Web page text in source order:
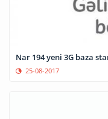
Nar 194 yeni 3G baza
25-08-2017